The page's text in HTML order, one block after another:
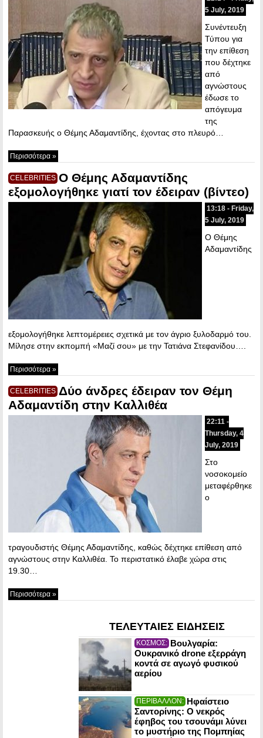
5 July, 2019
Συνέντευξη
Τύπου για
την επίθεση
που δέχτηκε
από
αγνώστους
έδωσε το
απόγευμα
της
Παρασκευής ο Θέμης Αδαμαντίδης, έχοντας στο πλευρό…
Περισσότερα »
CELEBRITIES Ο Θέμης Αδαμαντίδης
εξομολογήθηκε γιατί τον έδειραν (βίντεο)
13:18 - Friday,
5 July, 2019
Ο Θέμης
Αδαμαντίδης
εξομολογήθηκε λεπτομέρειες σχετικά με τον άγριο ξυλοδαρμό του.
Μίλησε στην εκπομπή «Μαζί σου» με την Τατιάνα Στεφανίδου….
Περισσότερα »
CELEBRITIES Δύο άνδρες έδειραν τον Θέμη
Αδαμαντίδη στην Καλλιθέα
22:11 -
Thursday, 4
July, 2019
Στο
νοσοκομείο
μεταφέρθηκε
ο
τραγουδιστής Θέμης Αδαμαντίδης, καθώς δέχτηκε επίθεση από
αγνώστους στην Καλλιθέα. Το περιστατικό έλαβε χώρα στις
19.30…
Περισσότερα »
ΤΕΛΕΥΤΑΙΕΣ ΕΙΔΗΣΕΙΣ
ΚΟΣΜΟΣ: Βουλγαρία:
Ουκρανικό drone εξερράγη
κοντά σε αγωγό φυσικού
αερίου
ΠΕΡΙΒΑΛΛΟΝ: Ηφαίστειο
Σαντορίνης: Ο νεκρός
έφηβος του τσουνάμι λύνει
το μυστήριο της Πομπηίας